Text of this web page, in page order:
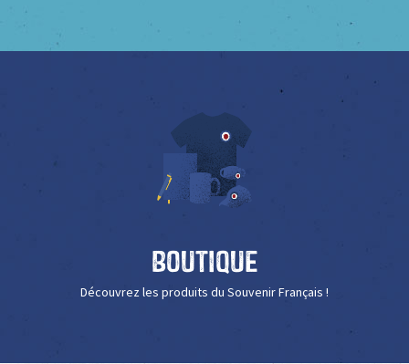
Boutique
Découvrez les produits du Souvenir Français !